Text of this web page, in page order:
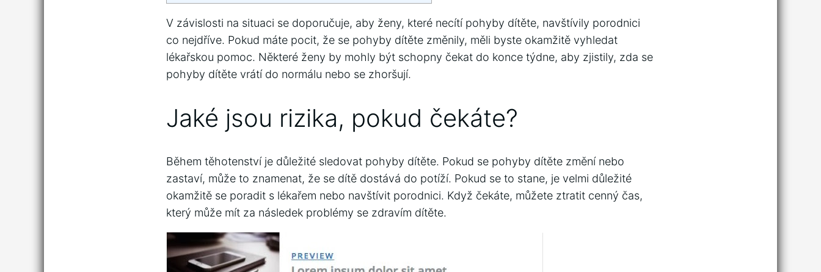
V závislosti na situaci se doporučuje, aby ženy, které necítí pohyby dítěte, navštívily porodnici
co nejdříve. Pokud máte pocit, že se pohyby dítěte změnily, měli byste okamžitě vyhledat
lékařskou pomoc. Některé ženy by mohly být schopny čekat do konce týdne, aby zjistily, zda se
pohyby dítěte vrátí do normálu nebo se zhoršují.
Jaké jsou rizika, pokud čekáte?
Během těhotenství je důležité sledovat pohyby dítěte. Pokud se pohyby dítěte změní nebo
zastaví, může to znamenat, že se dítě dostává do potíží. Pokud se to stane, je velmi důležité
okamžitě se poradit s lékařem nebo navštívit porodnici. Když čekáte, můžete ztratit cenný čas,
který může mít za následek problémy se zdravím dítěte.